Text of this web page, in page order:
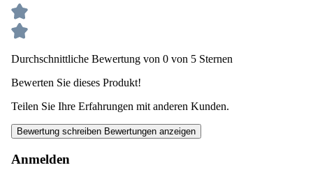
Durchschnittliche Bewertung von 0 von 5 Sternen
Bewerten Sie dieses Produkt!
Teilen Sie Ihre Erfahrungen mit anderen Kunden.
Bewertung schreiben Bewertungen anzeigen
Anmelden